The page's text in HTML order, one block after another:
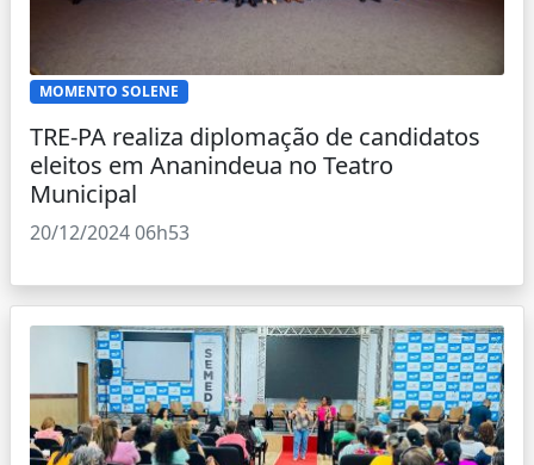
MOMENTO SOLENE
TRE-PA realiza diplomação de candidatos
eleitos em Ananindeua no Teatro
Municipal
20/12/2024 06h53